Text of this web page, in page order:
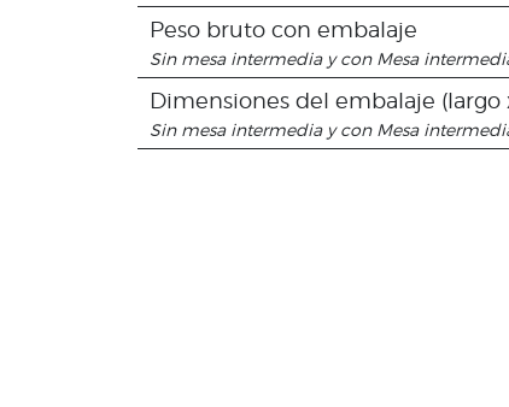
Peso bruto con embalaje
Sin mesa intermedia y con Mesa
Dimensiones del embalaje (largo
Sin mesa intermedia y con Mesa